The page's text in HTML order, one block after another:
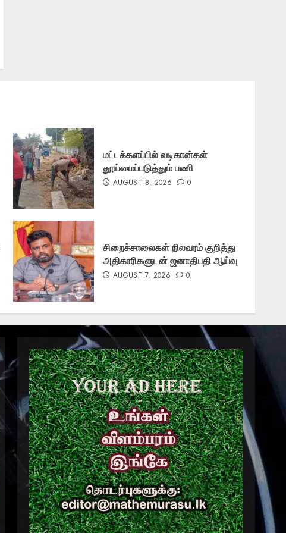
மட்டக்களப்பில் வடிகான்கள்
தூய்மைப்படுத்தும் பணி
AUGUST 8, 2026 0
சிறைச்சாலைகள் நிலவரம் குறித்து
அதிகாரிகளுடன் ஜனாதிபதி ஆய்வு
AUGUST 7, 2026 0